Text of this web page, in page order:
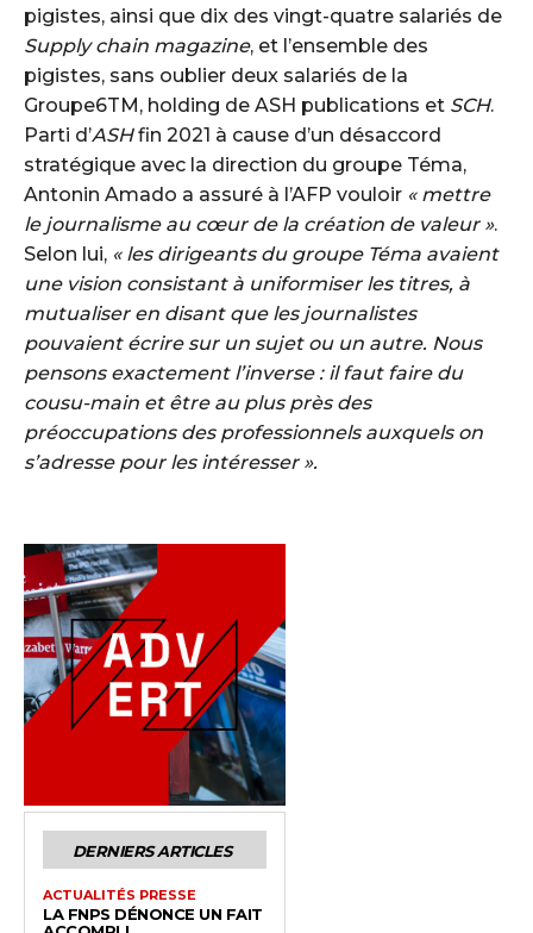
pigistes, ainsi que dix des vingt-quatre salariés de
Supply chain magazine, et l’ensemble des
pigistes, sans oublier deux salariés de la
Groupe6TM, holding de ASH publications et SCH.
Parti d’ASHfin 2021 à cause d’un désaccord
stratégique avec la direction du groupe Téma,
Antonin Amado a assuré à l’AFP vouloir « mettre
le journalisme au cœur de la création de valeur ».
Selon lui, « les dirigeants du groupe Téma avaient
une vision consistant à uniformiser les titres, à
mutualiser en disant que les journalistes
pouvaient écrire sur un sujet ou un autre. Nous
pensons exactement l’inverse : il faut faire du
cousu-main et être au plus près des
préoccupations des professionnels auxquels on
s’adresse pour les intéresser ».
DERNIERS ARTICLES
ACTUALITÉS PRESSE
LA FNPS DÉNONCE UN FAIT